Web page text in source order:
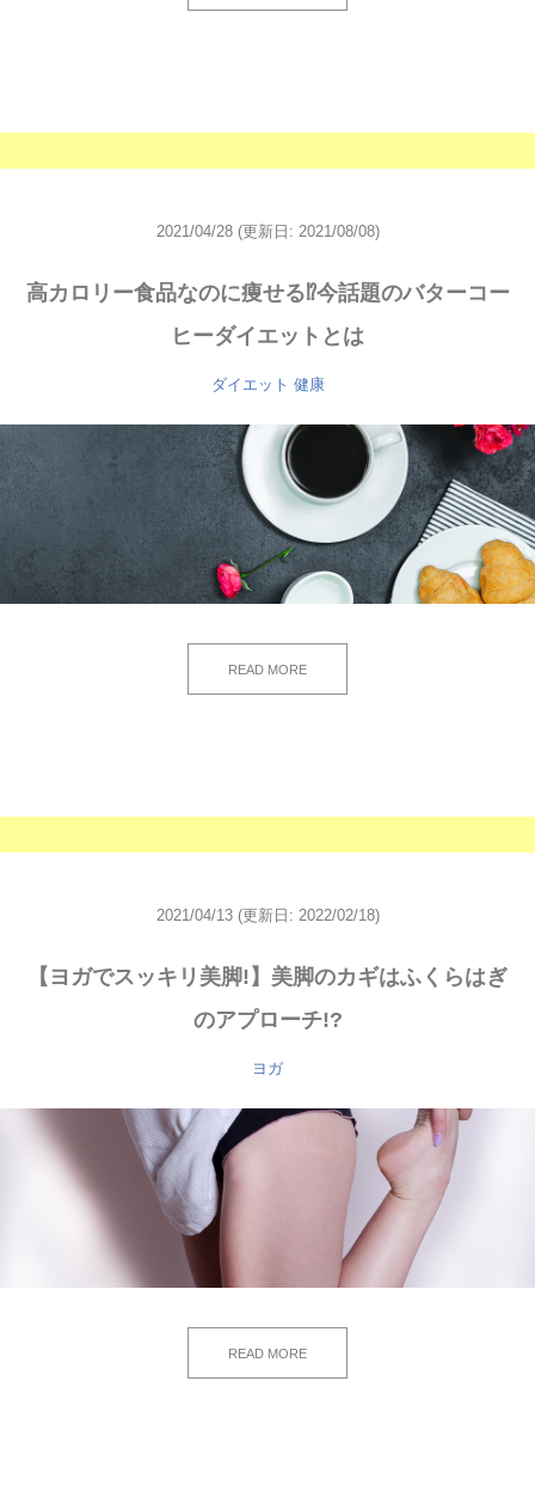
2021/04/28 (更新日: 2021/08/08)
高カロリー食品なのに痩せる⁉今話題のバターコー
ヒーダイエットとは
ダイエット 健康
READ MORE
2021/04/13 (更新日: 2022/02/18)
【ヨガでスッキリ美脚!】美脚のカギはふくらはぎ
のアプローチ!?
ヨガ
READ MORE